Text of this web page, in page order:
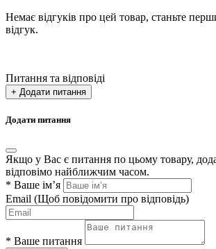
Немає відгуків про цей товар, станьте
відгук.
Питання та відповіді
+ Додати питання
Додати питання
Якщо у Вас є питання по цьому товару,
відповімо найближчим часом.
* Ваше ім’я
Email (Щоб повідомити про відповідь)
* Ваше питання